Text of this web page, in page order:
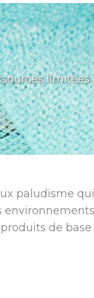
limitées
paludisme qui
environnements
de base